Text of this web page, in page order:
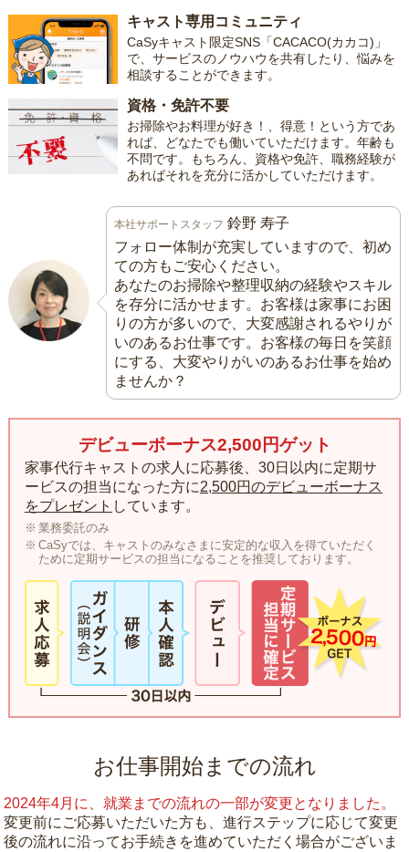
キャスト専用コミュニティ
CaSyキャスト限定SNS「CACACO(カカコ)」
で、サービスのノウハウを共有したり、悩みを
相談することができます。
資格・免許不要
お掃除やお料理が好き！、得意！という方であ
れば、どなたでも働いていただけます。年齢も
不問です。もちろん、資格や免許、職務経験が
あればそれを充分に活かしていただけます。
本社サポートスタッフ 鈴野 寿子
フォロー体制が充実していますので、初め
ての方もご安心ください。
あなたのお掃除や整理収納の経験やスキル
を存分に活かせます。お客様は家事にお困
りの方が多いので、大変感謝されるやりが
いのあるお仕事です。お客様の毎日を笑顔
にする、大変やりがいのあるお仕事を始め
ませんか？
デビューボーナス2,500円ゲット
家事代行キャストの求人に応募後、30日以内に定期サ
ービスの担当になった方に2,500円のデビューボーナス
をプレゼント しています。
業務委託のみ
CaSyでは、キャストのみなさまに安定的な収入を得ていただく
ために定期サービスの担当になることを推奨しております。
お仕事開始までの流れ
2024年4月に、就業までの流れの一部が変更となりました。
変更前にご応募いただいた方も、進行ステップに応じて変更
後の流れに沿ってお手続きを進めていただく場合がございま